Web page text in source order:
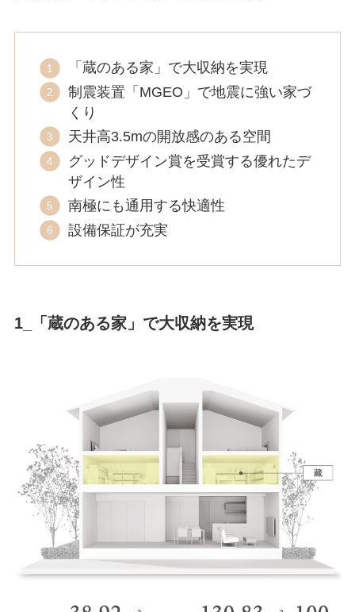
「蔵のある家」で大収納を実現
制震装置「MGEO」で地震に強い家づ
くり
天井高3.5mの開放感のある空間
グッドデザイン賞を受賞する優れたデ
ザイン性
南極にも通用する快適性
設備保証が充実
1_「蔵のある家」で大収納を実現